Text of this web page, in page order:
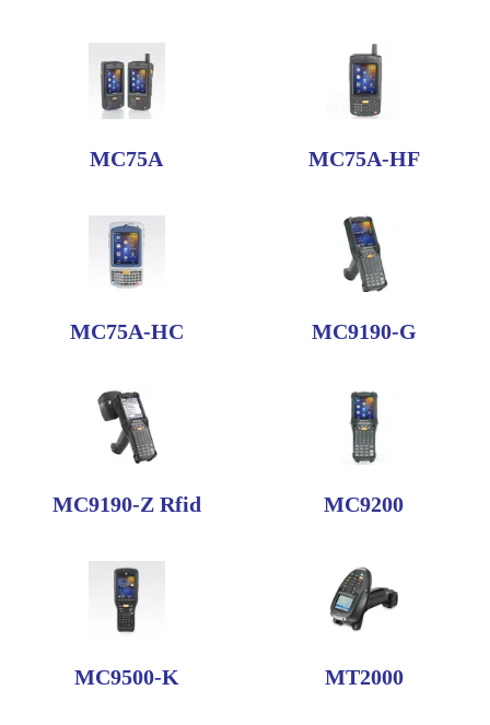
MC75A MC75A-HF
MC75A-HC MC9190-G
MC9190-Z Rfid MC9200
MC9500-K MT2000